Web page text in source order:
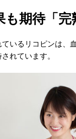
も期待「
ているリコピンは
れています。